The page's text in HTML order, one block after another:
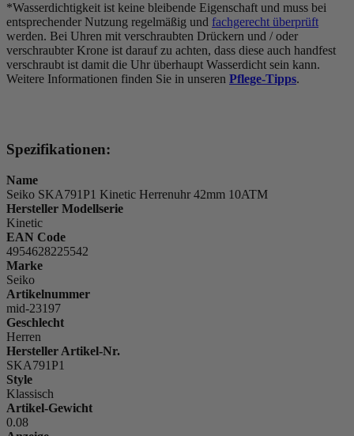
*Wasserdichtigkeit ist keine bleibende Eigenschaft und muss bei
entsprechender Nutzung regelmäßig und fachgerecht überprüft
werden. Bei Uhren mit verschraubten Drückern und / oder
verschraubter Krone ist darauf zu achten, dass diese auch handfest
verschraubt ist damit die Uhr überhaupt Wasserdicht sein kann.
Weitere Informationen finden Sie in unseren Pflege-Tipps.
Spezifikationen:
Name
Seiko SKA791P1 Kinetic Herrenuhr 42mm 10ATM
Hersteller Modellserie
Kinetic
EAN Code
4954628225542
Marke
Seiko
Artikelnummer
mid-23197
Geschlecht
Herren
Hersteller Artikel-Nr.
SKA791P1
Style
Klassisch
Artikel-Gewicht
0.08